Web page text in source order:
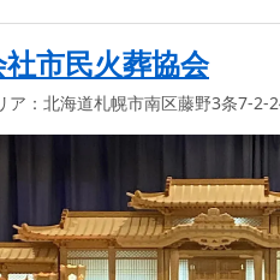
市民火葬協会
ア： 北海道札幌市南区藤野3条7-2-